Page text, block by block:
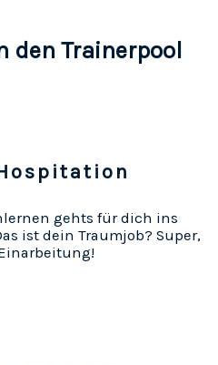
den Trainerpool
gehts für dich ins
ist dein Traumjob? Super,